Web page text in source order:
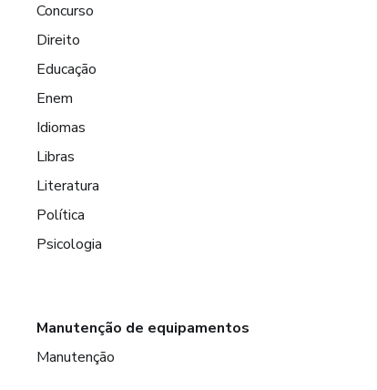
Concurso
Direito
Educação
Enem
Idiomas
Libras
Literatura
Política
Psicologia
Manutenção de equipamentos
Manutenção